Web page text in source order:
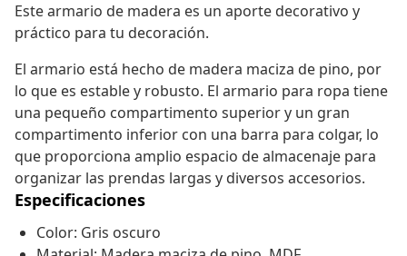
Este armario de madera es un aporte decorativo y
práctico para tu decoración.
El armario está hecho de madera maciza de pino, por
lo que es estable y robusto. El armario para ropa tiene
una pequeño compartimento superior y un gran
compartimento inferior con una barra para colgar, lo
que proporciona amplio espacio de almacenaje para
organizar las prendas largas y diversos accesorios.
Especificaciones
Color: Gris oscuro